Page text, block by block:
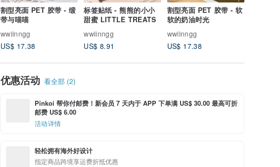
割型亮面 PET 胶带 - 缎
带与喵喵
wwiinngg
US$ 17.38
标签贴纸 - 熊熊的小小
甜蜜 LITTLE TREATS
wwiinngg
US$ 8.91
割型亮面 PET 胶带 - 软
软的奶油时光
wwiinngg
US$ 17.38
优惠活动 看全部 (2)
Pinkoi 帮你付邮费！新会员 7 天内于 APP 下单满 US$ 30.00 最高可折
邮费 US$ 6.00
活动详情
轻松拥有海外好设计
指定商品跨境享运费折抵优惠